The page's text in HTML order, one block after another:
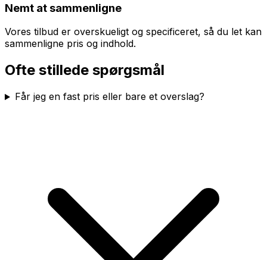
Nemt at sammenligne
Vores tilbud er overskueligt og specificeret, så du let kan
sammenligne pris og indhold.
Ofte stillede spørgsmål
Får jeg en fast pris eller bare et overslag?